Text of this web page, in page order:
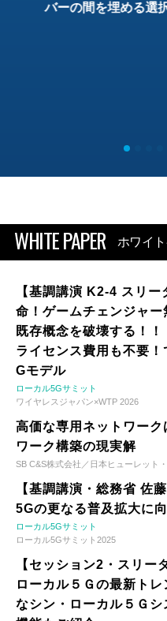
バーの間を埋める選
WHITE PAPER ホワイ
【基調講演 K2-4 スリ
命！ゲームチェンジャ
既存概念を破壊する！
ライセンス費用も不要
Gモデル
ローカル5Gサミット
ワイヤレスジャパン×WTP 2026
高価な専用ネットワー
ワーク構築の現実解
SB C&S株式会社／日本ヒューレット
【基調講演・総務省 佐
5Gの更なる普及拡大に
ローカル5Gサミット
ローカル5Gサミット2025
【セッション2・スリー
ローカル５Ｇの最新ト
なシン・ローカル５Ｇ